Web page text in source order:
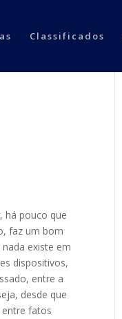
Classificados
há pouco que
faz um bom
existe em
dispositivos,
entre a
desde que
fatos